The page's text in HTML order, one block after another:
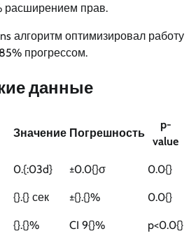
расширением прав.
алгоритм оптимизировал работу
прогрессом.
данные
Значение Погрешность
p-
value
0.{:03d} ±0.0{}σ 0.0{}
{}.{} сек ±{}.{}%
0.0{}
{}.{}% CI 9{}% p<0.0{}